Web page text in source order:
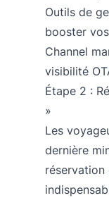
Outils de
booster
Channel
visibilité
Étape 2 :
»
Les
dernière